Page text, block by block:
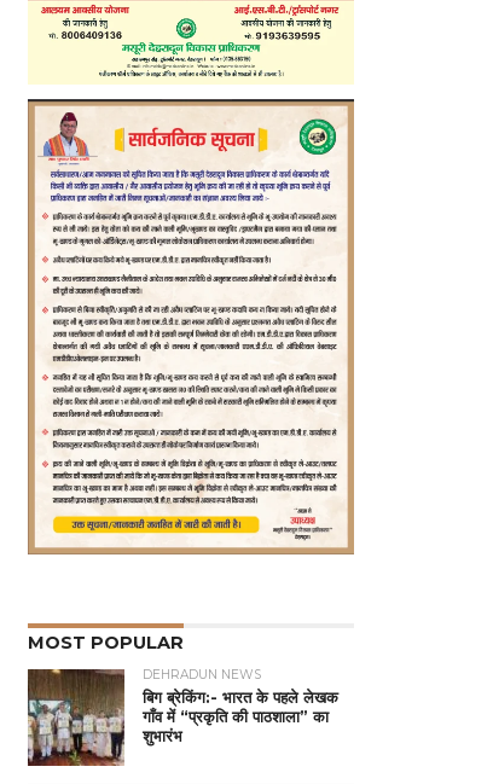
MOST POPULAR
DEHRADUN NEWS
बिग ब्रेकिंग:- भारत के पहले लेखक
गाँव में “प्रकृति की पाठशाला” का
शुभारंभ